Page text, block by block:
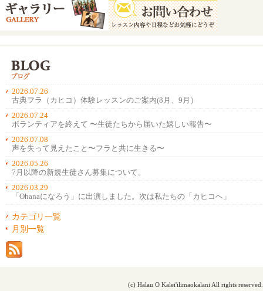
2026.07.26
古典フラ（カヒコ）体験レッスンのご案内(8月、9月）
2026.07.24
ボランティアを終えて 〜生徒たちから届いた嬉しい報告〜
2026.07.08
声を失って見えたこと〜フラと共に生きる〜
2026.05.26
7月以降の新規生徒さん募集について。
2026.03.29
「Ohanaになろう」に出演しました。次は私たちの「カヒコへ」
カテゴリ一覧
月別一覧
(c) Halau O Kalei'ilimaokalani All rights reserved.